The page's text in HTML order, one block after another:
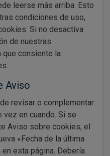
leerse más arriba. Esto
condiciones de uso,
Si no desactiva
de nuestras
que consiente la
Aviso
revisar o complementar
en cuando. Si se
Aviso sobre cookies, el
«Fecha de la última
esta página. Debería